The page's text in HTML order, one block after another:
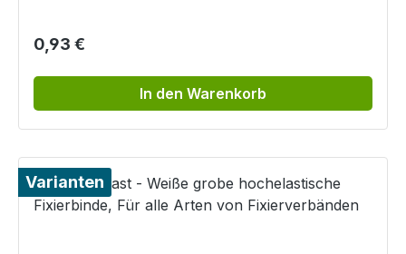
Regulärer Preis:
0,93 €
In den Warenkorb
Varianten